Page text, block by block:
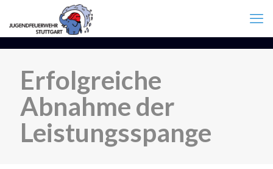
Erfolgreiche
Abnahme der
Leistungsspange